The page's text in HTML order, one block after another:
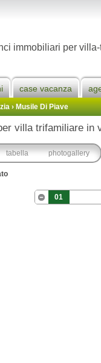
immobiliari per
case vacanza
›Musile Di Piave
villa trifamiliare in
tabella photogallery
01